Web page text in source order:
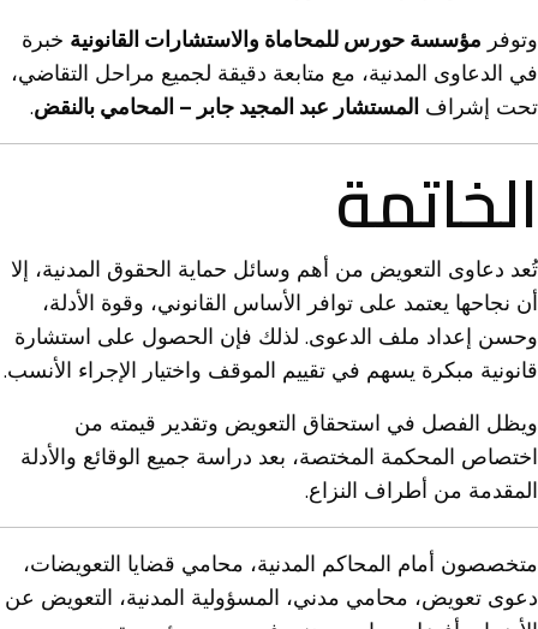
وتوفر مؤسسة حورس للمحاماة والاستشارات القانونية خبرة
في الدعاوى المدنية، مع متابعة دقيقة لجميع مراحل التقاضي،
تحت إشراف المستشار عبد المجيد جابر – المحامي بالنقض.
الخاتمة
تُعد دعاوى التعويض من أهم وسائل حماية الحقوق المدنية، إلا
أن نجاحها يعتمد على توافر الأساس القانوني، وقوة الأدلة،
وحسن إعداد ملف الدعوى. لذلك فإن الحصول على استشارة
قانونية مبكرة يسهم في تقييم الموقف واختيار الإجراء الأنسب.
ويظل الفصل في استحقاق التعويض وتقدير قيمته من
اختصاص المحكمة المختصة، بعد دراسة جميع الوقائع والأدلة
المقدمة من أطراف النزاع.
متخصصون أمام المحاكم المدنية، محامي قضايا التعويضات،
دعوى تعويض، محامي مدني، المسؤولية المدنية، التعويض عن